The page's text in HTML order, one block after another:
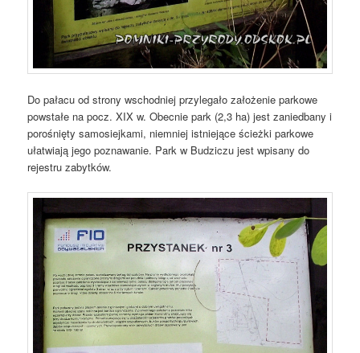
Do pałacu od strony wschodniej przylegało założenie parkowe
powstałe na pocz. XIX w. Obecnie park (2,3 ha) jest zaniedbany i
porośnięty samosiejkami, niemniej istniejące ścieżki parkowe
ułatwiają jego poznawanie. Park w Budziczu jest wpisany do
rejestru zabytków.